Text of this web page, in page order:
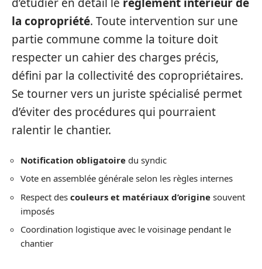
d’étudier en détail le règlement intérieur de
la copropriété. Toute intervention sur une
partie commune comme la toiture doit
respecter un cahier des charges précis,
défini par la collectivité des copropriétaires.
Se tourner vers un juriste spécialisé permet
d’éviter des procédures qui pourraient
ralentir le chantier.
Notification obligatoire du syndic
Vote en assemblée générale selon les règles internes
Respect des couleurs et matériaux d’origine souvent
imposés
Coordination logistique avec le voisinage pendant le
chantier